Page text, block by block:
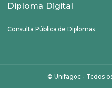
Diploma Digital
Consulta Pública de Diplomas
© Unifagoc- Todos